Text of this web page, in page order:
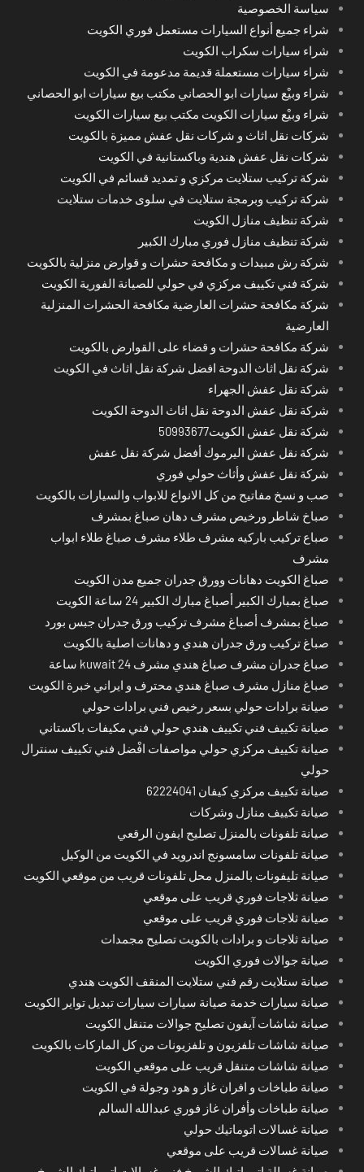
سياسة الخصوصية
شراء جميع أنواع السيارات مستعمل فوري الكويت
شراء سيارات سكراب الكويت
شراء سيارات مستعملة قديمة مدعومة في الكويت
شراء وبيْع سيارات ابو الحصاني مكتب بيع سيارات ابو الحصاني
شراء وبيْع سيارات الكويت مكتب بيع سيارات الكويت
شركات نقل اثاث و شركات نقل عفش مميزة بالكويت
شركات نقل عفش هندية وباكستانية في الكويت
شركة تركيب ستلايت مركزي و تمديد قسائم في الكويت
شركة تركيب وبرمجة ستلايت في سلوى خدمات ستلايت
شركة تنظيف منازل الكويت
شركة تنظيف منازل فوري مبارك الكبير
شركة رش مبيدات و مكافحة حشرات و قوارض منزلية بالكويت
شركة فني تكييف مركزي في حولي للصيانة الفورية الكويت
شركة مكافحة حشرات العارضية مكافحة الحشرات المنزلية
العارضية
شركة مكافحة حشرات و قضاء على القوارض بالكويت
شركة نقل اثاث الدوحة افضل شركة نقل اثاث في الكويت
شركة نقل عفش الجهراء
شركة نقل عفش الدوحة نقل اثاث الدوحة الكويت
شركة نقل عفش الكويت50993677
شركة نقل عفش اليرموك أفضل شركة نقل عفش
شركة نقل عفش وأثاث حولي فوري
صب و نسخ مفاتيح من كل الانواع للابواب والسيارات بالكويت
صباخ شاطر ورخيص مشرف دهان صباغ بمشرف
صباع تركيب باركيه مشرف طلاء مشرف صباغ طلاء ابواب
مشرف
صباغ الكويت دهانات وورق جدران جميع مدن الكويت
صباغ بمبارك الكبير أصباغ مبارك الكبير 24 ساعة الكويت
صباغ بمشرف أصباغ مشرف تركيب ورق جدران جبس بورد
صباغ تركيب ورق جدران هندي و دهانات اصلية بالكويت
صباغ جدران مشرف صباغ هندي مشرف kuwait 24 ساعة
صباغ منازل مشرف صباغ هندي محترف و ايراني خبرة الكويت
صيانة برادات حولي بسعر رخيص فني برادات حولي
صيانة تكييف فني تكييف هندي حولي فني مكيفات باكستاني
صيانة تكييف مركزي حولي مواصفات افْضل فني تكييف سنترال
حولي
صيانة تكييف مركزي كيفان 62224041
صيانة تكييف منازل وشركات
صيانة تلفونات بالمنزل تصليح ايفون الرقعي
صيانة تلفونات سامسونج اندرويد في الكويت من الوكيل
صيانة تليفونات بالمنزل محل تلفونات قريب من موقعي الكويت
صيانة ثلاجات فوري قريب على موقعي
صيانة ثلاجات فوري قريب على موقعي
صيانة ثلاجات و برادات بالكويت تصليح مجمدات
صيانة جوالات فوري الكويت
صيانة ستلايت رقم فني ستلايت المنقف الكويت هندي
صيانة سيارات خدمة صيانة سيارات سيارات تبديل تواير الكويت
صيانة شاشات آيفون تصليح جوالات متنقل الكويت
صيانة شاشات تلفزيون و تلفزيونات من كل الماركات بالكويت
صيانة شاشات متنقل قريب على موقعي الكويت
صيانة طباخات و افران غاز و هود وجولة في الكويت
صيانة طباخات وأفران غاز فوري عبدالله السالم
صيانة غسالات اتوماتيك حولي
صيانة غسالات قريب على موقعي